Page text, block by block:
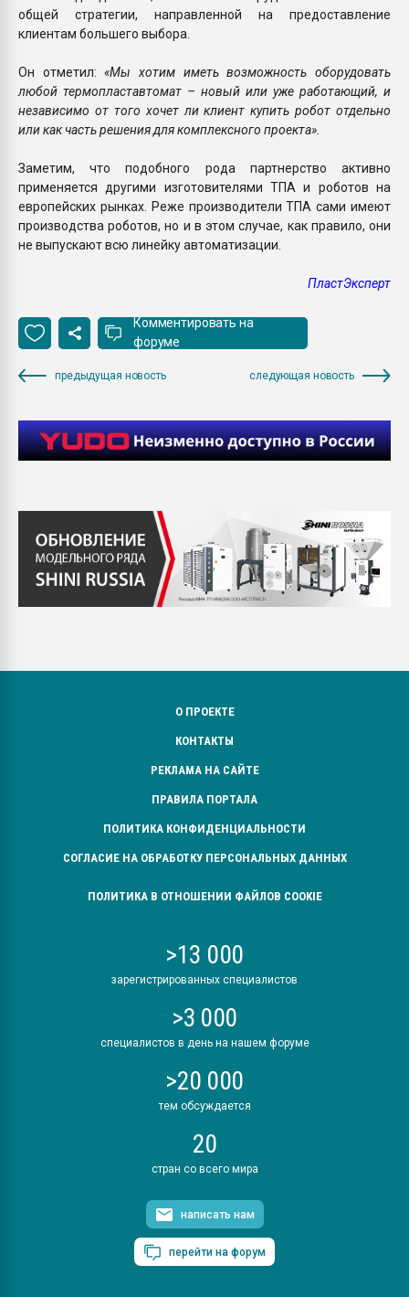
общей стратегии, направленной на предоставление
клиентам большего выбора.
Он отметил:«Мы хотим иметь возможность оборудовать
любой термопластавтомат – новый или уже работающий, и
независимо от того хочет ли клиент купить робот отдельно
или как часть решения для комплексного проекта».
Заметим, что подобного рода партнерство активно
применяется другими изготовителями ТПА и роботов на
европейских рынках. Реже производители ТПА сами имеют
производства роботов, но и в этом случае, как правило, они
не выпускают всю линейку автоматизации.
ПластЭксперт
Комментировать на
форуме
предыдущая новость следующая новость
О ПРОЕКТЕ
КОНТАКТЫ
РЕКЛАМА НА САЙТЕ
ПРАВИЛА ПОРТАЛА
ПОЛИТИКА КОНФИДЕНЦИАЛЬНОСТИ
СОГЛАСИЕ НА ОБРАБОТКУ ПЕРСОНАЛЬНЫХ ДАННЫХ
ПОЛИТИКА В ОТНОШЕНИИ ФАЙЛОВ COOKIE
>13 000
зарегистрированных специалистов
>3 000
специалистов в день на нашем форуме
>20 000
тем обсуждается
20
стран со всего мира
написать нам
перейти на форум